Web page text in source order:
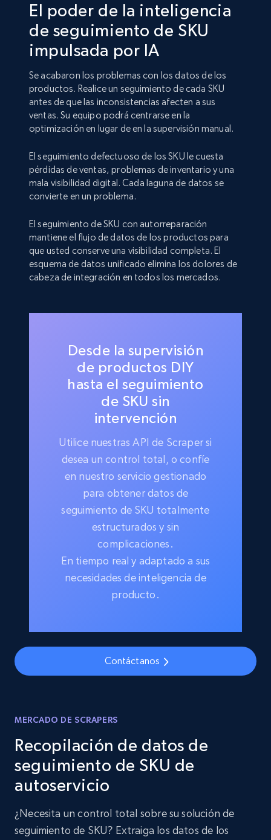
El poder de la inteligencia
de seguimiento de SKU
impulsada por IA
Se acabaron los problemas con los datos de los
productos. Realice un seguimiento de cada SKU
antes de que las inconsistencias afecten a sus
ventas. Su equipo podrá centrarse en la
optimización en lugar de en la supervisión manual.
El seguimiento defectuoso de los SKU le cuesta
pérdidas de ventas, problemas de inventario y una
mala visibilidad digital. Cada laguna de datos se
convierte en un problema.
El seguimiento de SKU con autorreparación
mantiene el flujo de datos de los productos para
que usted conserve una visibilidad completa. El
esquema de datos unificado elimina los dolores de
cabeza de integración en todos los mercados.
Desde la supervisión
de productos DIY
hasta el seguimiento
de SKU sin
intervención
Utilice nuestras API de Scraper si
desea un control total, o confíe
en nuestro servicio gestionado
para obtener datos de
seguimiento de SKU totalmente
estructurados y sin
complicaciones.
En tiempo real y adaptado a sus
necesidades de inteligencia de
producto.
Contáctanos
MERCADO DE SCRAPERS
Recopilación de datos de
seguimiento de SKU de
autoservicio
¿Necesita un control total sobre su solución de
seguimiento de SKU? Extraiga los datos de los